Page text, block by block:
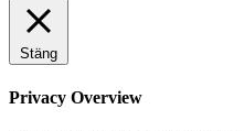
Stäng
Privacy Overview